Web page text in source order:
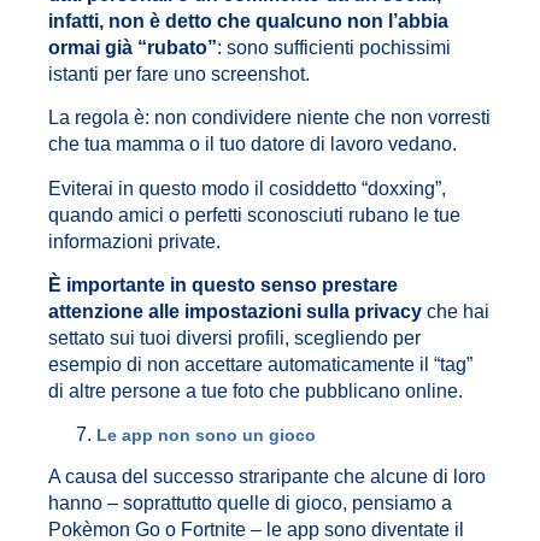
infatti, non è detto che qualcuno non l’abbia
ormai già “rubato”: sono sufficienti pochissimi
istanti per fare uno screenshot.
La regola è: non condividere niente che non vorresti
che tua mamma o il tuo datore di lavoro vedano.
Eviterai in questo modo il cosiddetto “doxxing”,
quando amici o perfetti sconosciuti rubano le tue
informazioni private.
È importante in questo senso prestare
attenzione alle impostazioni sulla privacy che hai
settato sui tuoi diversi profili, scegliendo per
esempio di non accettare automaticamente il “tag”
di altre persone a tue foto che pubblicano online.
Le app non sono un gioco
A causa del successo straripante che alcune di loro
hanno – soprattutto quelle di gioco, pensiamo a
Pokèmon Go o Fortnite – le app sono diventate il